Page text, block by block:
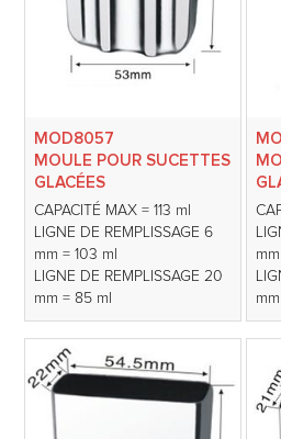
MOD8057
MOULE POUR SUCETTES
GLACÉES
CAPACITÉ MAX = 113 ml
LIGNE DE REMPLISSAGE 6
mm = 103 ml
LIGNE DE REMPLISSAGE 20
mm = 85 ml